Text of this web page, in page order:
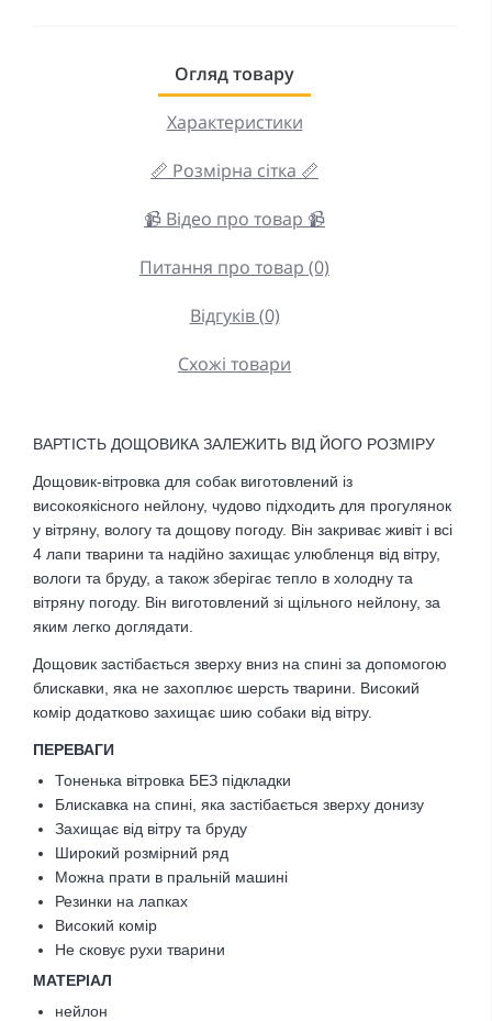
Огляд товару
Характеристики
📏 Розмірна сітка 📏
📹 Відео про товар 📹
Питання про товар (0)
Відгуків (0)
Схожі товари
ВАРТІСТЬ ДОЩОВИКА ЗАЛЕЖИТЬ ВІД ЙОГО РОЗМІРУ
Дощовик-вітровка для собак виготовлений із
високоякісного нейлону, чудово підходить для прогулянок
у вітряну, вологу та дощову погоду. Він закриває живіт і всі
4 лапи тварини та надійно захищає улюбленця від вітру,
вологи та бруду, а також зберігає тепло в холодну та
вітряну погоду. Він виготовлений зі щільного нейлону, за
яким легко доглядати.
Дощовик застібається зверху вниз на спині за допомогою
блискавки, яка не захоплює шерсть тварини. Високий
комір додатково захищає шию собаки від вітру.
ПЕРЕВАГИ
Тоненька вітровка БЕЗ підкладки
Блискавка на спині, яка застібається зверху донизу
Захищає від вітру та бруду
Широкий розмірний ряд
Можна прати в пральній машині
Резинки на лапках
Високий комір
Не сковує рухи тварини
МАТЕРІАЛ
нейлон